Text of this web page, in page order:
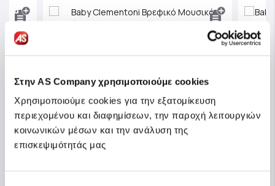
Στην AS Company χρησιμοποιούμε cookies
Χρησιμοποιούμε cookies για την εξατομίκευση
περιεχομένου και διαφημίσεων, την παροχή λειτουργιών
κοινωνικών μέσων και την ανάλυση της
επισκεψιμότητάς μας